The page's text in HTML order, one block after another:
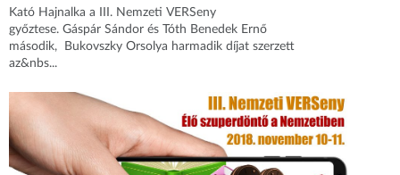
Kató Hajnalka a III. Nemzeti VERSeny
győztese. Gáspár Sándor és Tóth Benedek Ernő
második, Bukovszky Orsolya harmadik díjat szerzett
az&nbs...